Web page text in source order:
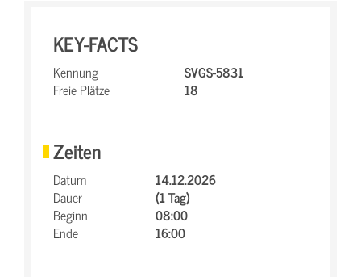
KEY-FACTS
Kennung
SVGS-5831
Freie Plätze
18
Zeiten
Datum
14.12.2026
Dauer
(1 Tag)
Beginn
08:00
Ende
16:00